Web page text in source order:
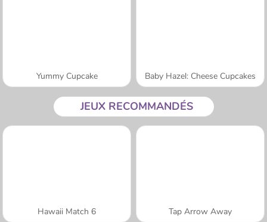
Yummy Cupcake Baby Hazel: Cheese Cupcakes
JEUX RECOMMANDÉS
Hawaii Match 6 Tap Arrow Away